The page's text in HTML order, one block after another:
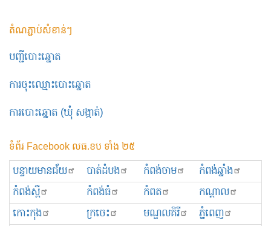
តំណភ្ជាប់សំខាន់ៗ
បញ្ជីបោះឆ្នោត
ការចុះឈ្មោះបោះឆ្នោត
ការបោះឆ្នោត (ឃុំ សង្កាត់)
ទំព័រ Facebook លធ.ខប ទាំង ២៥
បន្ទាយមានជ័យ បាត់ដំបង កំពង់ចាម
កំពង់ឆ្នាំង
កំពង់ស្ពឺ
កំពង់ធំ កំពត
កណ្ដាល
កោះកុង
ក្រចេះ មណ្ឌលគិរី
ភ្នំពេញ